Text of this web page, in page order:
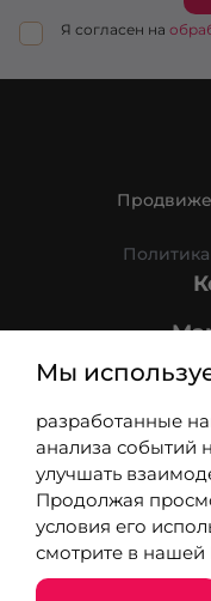
Я согласен на
Мы
разработанные
анализа событий
улучшать
Продолжая
условия его
смотрите в нашей